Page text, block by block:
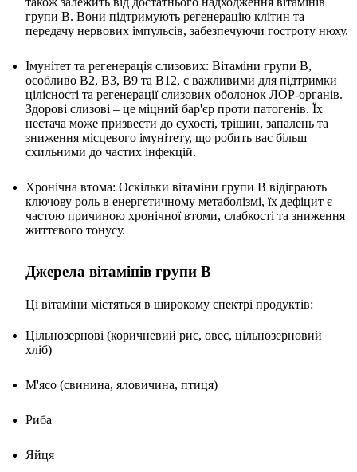
групи B. Вони підтримують регенерацію клітин та
передачу нервових імпульсів, забезпечуючи гостроту нюху.
Імунітет та регенерація слизових: Вітаміни групи B,
особливо B2, B3, B9 та B12, є важливими для підтримки
цілісності та регенерації слизових оболонок ЛОР-органів.
Здорові слизові – це міцний бар'єр проти патогенів. Їх
нестача може призвести до сухості, тріщин, запалень та
зниження місцевого імунітету, що робить вас більш
схильними до частих інфекцій.
Хронічна втома: Оскільки вітаміни групи B відіграють
ключову роль в енергетичному метаболізмі, їх дефіцит є
частою причиною хронічної втоми, слабкості та зниження
життєвого тонусу.
Джерела вітамінів групи B
Ці вітаміни містяться в широкому спектрі продуктів:
Цільнозернові (коричневий рис, овес, цільнозерновий
хліб)
М'ясо (свинина, яловичина, птиця)
Риба
Яйця